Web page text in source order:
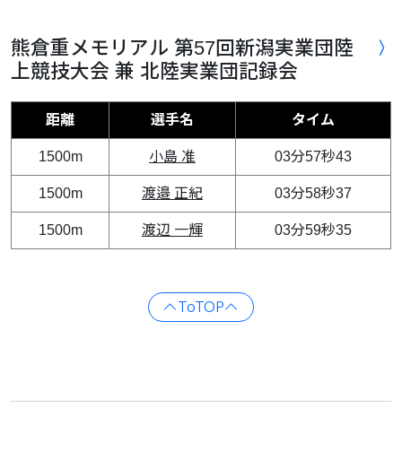
熊倉重メモリアル 第57回新潟実業団陸
上競技大会 兼 北陸実業団記録会
距離 選手名 タイム
1500m 小島 准 03分57秒43
1500m 渡邉 正紀 03分58秒37
1500m 渡辺 一輝 03分59秒35
ToTOP